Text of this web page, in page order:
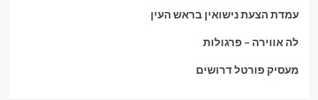
עמדת הצעת נישואין בראש העין
לה אווירה – פרגולות
מעסיק פורטל דרושים